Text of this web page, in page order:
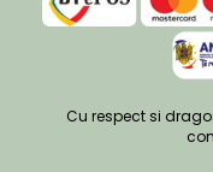
Cu respect si